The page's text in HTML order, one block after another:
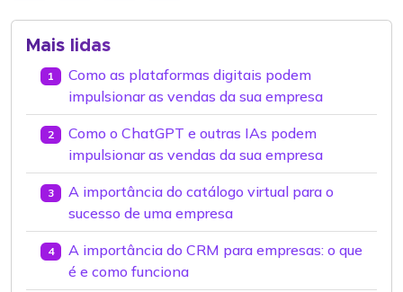
Mais lidas
1
Como as plataformas digitais podem
impulsionar as vendas da sua empresa
2
Como o ChatGPT e outras IAs podem
impulsionar as vendas da sua empresa
3
A importância do catálogo virtual para o
sucesso de uma empresa
4
A importância do CRM para empresas: o que
é e como funciona